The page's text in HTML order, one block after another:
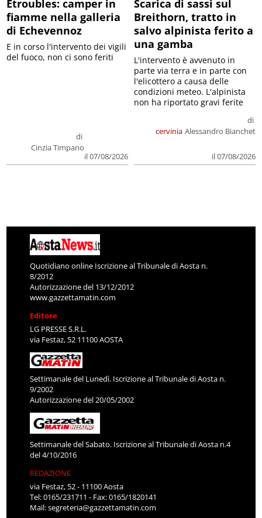
Etroubles: camper in
fiamme nella galleria
di Echevennoz
di
Cinzia Timpano
il 07/08/2026
E in corso l'intervento dei vigili
del fuoco, non ci sono feriti
Scarica di sassi sul
Breithorn, tratto in
salvo alpinista ferito a
una gamba
cervinia
di
Alessandro Bianchet
il 07/08/2026
L'intervento è avvenuto in
parte via terra e in parte con
l'elicottero a causa delle
condizioni meteo. L'alpinista
non ha riportato gravi ferite
Quotidiano online Iscrizione al Tribunale di Aosta n.
8/2012
Autorizzazione del 13/12/2012
www.gazzettamatin.com
Editore
LG PRESSE S.R.L.
via Festaz, 52 11100 AOSTA
Settimanale del Lunedì. Iscrizione al Tribunale di Aosta n.
9/2002
Autorizzazione del 20/05/2002
Settimanale del Sabato. Iscrizione al Tribunale di Aosta n.4
del 4/10/2016
REDAZIONE
via Festaz, 52 - 11100 Aosta
Tel: 0165/231711 - Fax: 0165/1820141
Mail:segreteria@gazzettamatin.com